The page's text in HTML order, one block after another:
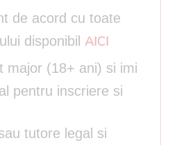
de acord cu toate
disponibil AICI
major (18+ ani) si imi
pentru inscriere si
tutore legal si